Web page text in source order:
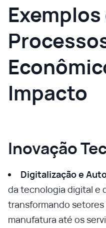
Exemplos
Impacto
Inovação
Digitalização e
da tecnologia digital e
transformando
manufatura até os